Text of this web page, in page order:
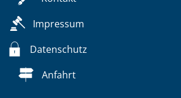
Impressum
Datenschutz
Anfahrt